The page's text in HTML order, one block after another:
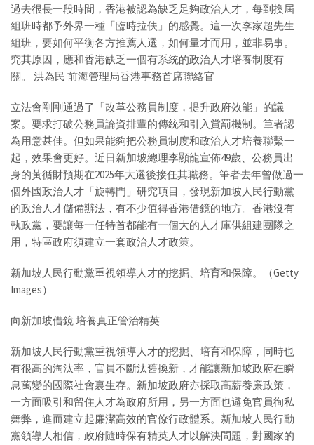
過去很長一段時間，香港被認為缺乏足夠政治人才，每到換屆
組班時都予外界一種「臨時拉伕」的感覺。這一次李家超先生
組班，要如何平衡各方推薦人選，如何量才而用，並非易事。
究其原因，應和香港缺乏一個有系統的政治人才培養制度有
關。 洪為民 前海管理局香港事務首席聯絡官
立法會剛剛通過了「改革公務員制度，提升政府效能」的議
案。要求打破公務員論資排輩的傳統和引入賞罰機制。筆者認
為用意甚佳。但如果能夠把公務員制度和政治人才培養聯繫一
起，效果會更好。近日新加坡總理李顯龍宣佈49歲、公務員出
身的黃循財預期在2025年大選後接任其職務。筆者去年曾做過一
個外國政治人才「旋轉門」研究項目，發現新加坡人民行動黨
的政治人才儲備辦法，有不少值得香港借鏡的地方。香港沒有
執政黨，要讓每一任特首都能有一個大的人才庫供組建團隊之
用，特區政府須建立一套政治人才政策。
新加坡人民行動黨重視領導人才的挖掘、培育和保障。（Getty
Images）
向新加坡借鏡 培養真正管治精英
新加坡人民行動黨重視領導人才的挖掘、培育和保障，同時也
有很高的淘汰率，官員不斷汰舊換新，才能讓新加坡政府在瞬
息萬變的國際社會裏生存。新加坡政府亦採取高薪養廉政策，
一方面吸引和留住人才為政府所用，另一方面也避免官員徇私
舞弊，進而建立起廉潔高效的官僚行政體系。新加坡人民行動
黨領導人相信，政府隨時保有精英人才以解決問題，對國家的